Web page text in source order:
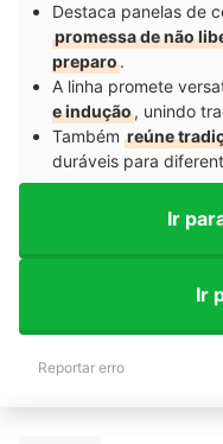
Destaca panelas de
promessa de não
preparo.
A linha promete
e indução, unindo
Também reúne
duráveis para
Ir
Ir
Reportar erro